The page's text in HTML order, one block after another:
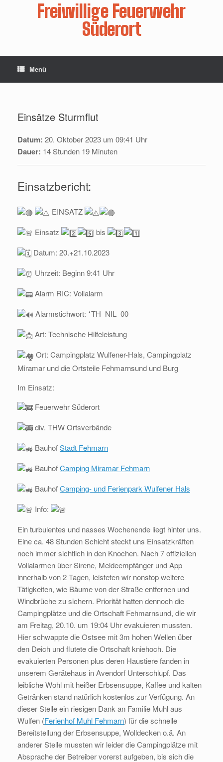
Freiwillige Feuerwehr
Süderort
Menü
Einsätze Sturmflut
Datum: 20. Oktober 2023 um 09:41 Uhr
Dauer: 14 Stunden 19 Minuten
Einsatzbericht:
EINSATZ
Einsatz
bis
Datum: 20.+21.10.2023
Uhrzeit: Beginn 9:41 Uhr
Alarm RIC: Vollalarm
Alarmstichwort: *TH_NIL_00
Art: Technische Hilfeleistung
Ort: Campingplatz Wulfener-Hals, Campingplatz
Miramar und die Ortsteile Fehmarnsund und Burg
Im Einsatz:
Feuerwehr Süderort
div. THW Ortsverbände
BauhofStadt Fehmarn
BauhofCamping Miramar Fehmarn
BauhofCamping- und Ferienpark Wulfener Hals
Info:
Ein turbulentes und nasses Wochenende liegt hinter uns.
Eine ca. 48 Stunden Schicht steckt uns Einsatzkräften
noch immer sichtlich in den Knochen. Nach 7 offiziellen
Vollalarmen über Sirene, Meldeempfänger und App
innerhalb von 2 Tagen, leisteten wir nonstop weitere
Tätigkeiten, wie Bäume von der Straße entfernen und
Windbrüche zu sichern. Priorität hatten dennoch die
Campingplätze und die Ortschaft Fehmarnsund, die wir
am Freitag, 20.10. um 19:04 Uhr evakuieren mussten.
Hier schwappte die Ostsee mit 3m hohen Wellen über
den Deich und flutete die Ortschaft kniehoch. Die
evakuierten Personen plus deren Haustiere fanden in
unserem Gerätehaus in Avendorf Unterschlupf. Das
leibliche Wohl mit heißer Erbsensuppe, Kaffee und kalten
Getränken stand natürlich kostenlos zur Verfügung. An
dieser Stelle ein riesigen Dank an Familie Muhl aus
Wulfen (Ferienhof Muhl Fehmarn) für die schnelle
Bereitstellung der Erbsensuppe, Wolldecken o.ä. An
anderer Stelle mussten wir leider die Campingplätze mit
Absprache der Betreiber vorerst aufgeben, bis sich die